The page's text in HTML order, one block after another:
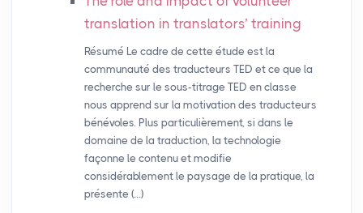
translation in translators’ training
Résumé Le cadre de cette étude est la
communauté des traducteurs TED et ce que la
recherche sur le sous-titrage TED en classe
nous apprend sur la motivation des traducteurs
bénévoles. Plus particulièrement, si dans le
domaine de la traduction, la technologie
façonne le contenu et modifie
considérablement le paysage de la pratique, la
présente (…)